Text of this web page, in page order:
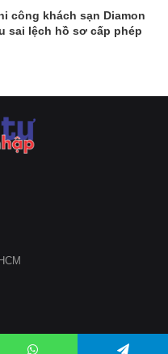
công khách sạn Diamon
sai lệch hồ sơ cấp phép